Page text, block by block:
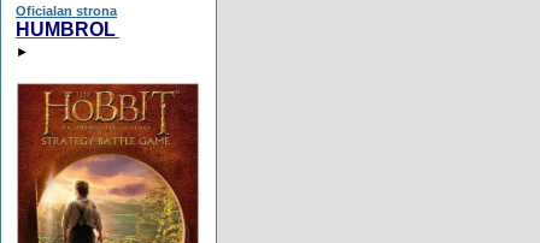
Oficialan strona
HUMBROL
►